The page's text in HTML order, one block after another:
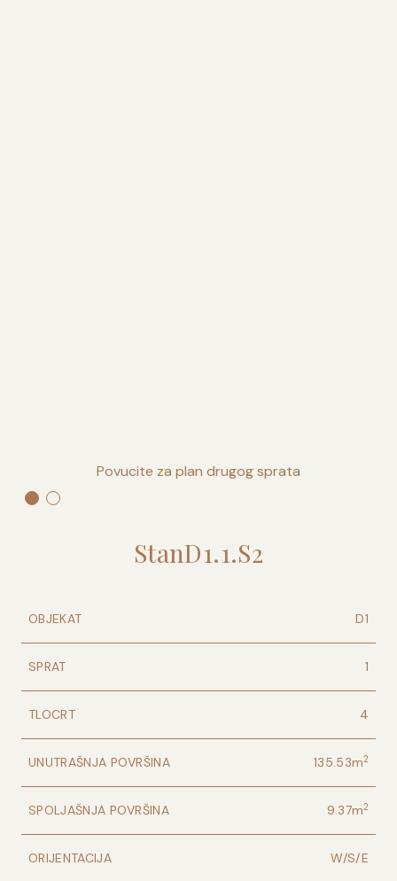
StanD1.1.S2
OBJEKAT D1
SPRAT 1
TLOCRT 4
UNUTRAŠNJA POVRŠINA 135.53m2
SPOLJAŠNJA POVRŠINA 9.37m2
ORIJENTACIJA W/S/E
Povucite za plan drugog sprata